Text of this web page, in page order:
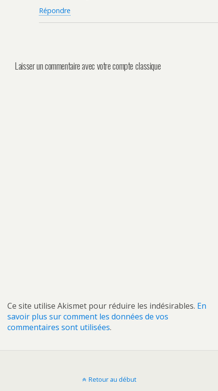
Répondre
Laisser un commentaire avec votre compte classique
Ce site utilise Akismet pour réduire les indésirables. En
savoir plus sur comment les données de vos
commentaires sont utilisées.
Retour au début